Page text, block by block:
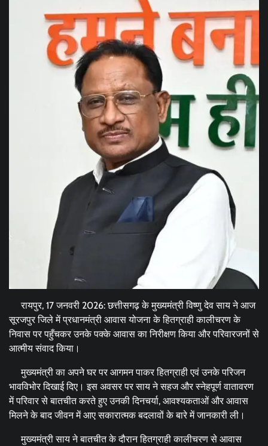
रायपुर, 17 जनवरी 2026: छत्तीसगढ़ के मुख्यमंत्री विष्णु देव साय ने आज
सूरजपुर जिले में प्रधानमंत्री आवास योजना के हितग्राही कालीचरण के
निवास पर पहुँचकर उनके पक्के आवास का निरीक्षण किया और परिवारजनों से
आत्मीय संवाद किया।
मुख्यमंत्री का अपने घर पर आगमन पाकर हितग्राही एवं उनके परिजन
भावविभोर दिखाई दिए। इस अवसर पर साय ने सहज और स्नेहपूर्ण वातावरण
में परिवार से बातचीत करते हुए उनकी दिनचर्या, आवश्यकताओं और आवास
मिलने के बाद जीवन में आए सकारात्मक बदलावों के बारे में जानकारी ली।
मुख्यमंत्री साय ने बातचीत के दौरान हितग्राही कालीचरण से आवास